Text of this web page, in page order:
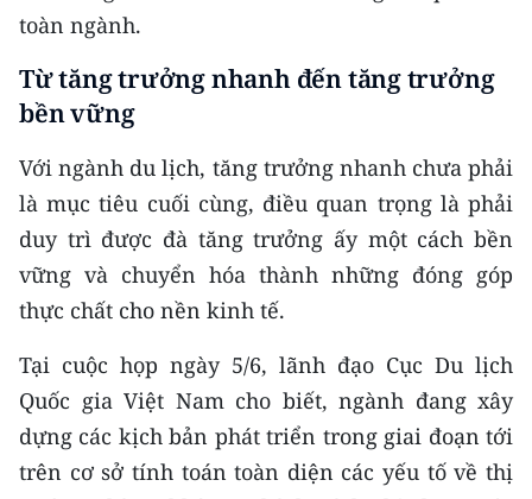
toàn ngành.
Từ tăng trưởng nhanh đến tăng trưởng
bền vững
Với ngành du lịch, tăng trưởng nhanh chưa phải
là mục tiêu cuối cùng, điều quan trọng là phải
duy trì được đà tăng trưởng ấy một cách bền
vững và chuyển hóa thành những đóng góp
thực chất cho nền kinh tế.
Tại cuộc họp ngày 5/6, lãnh đạo Cục Du lịch
Quốc gia Việt Nam cho biết, ngành đang xây
dựng các kịch bản phát triển trong giai đoạn tới
trên cơ sở tính toán toàn diện các yếu tố về thị